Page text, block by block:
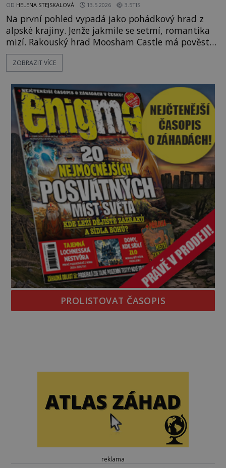
OD HELENA STEJSKALOVÁ 13.5.2026 3.5TIS
Na první pohled vypadá jako pohádkový hrad z
alpské krajiny. Jenže jakmile se setmí, romantika
mizí. Rakouský hrad Moosham Castle má pověst
nejděsivějšího domu v celé zemi. Lidé tu údajně
slyší kroky v prázdných chodbách, šeptání ze zdí i
temná minulost mohla zanechat něco, co se
dodnes nepodařilo vysvětlit. Kamenný hrad stojí v
horách Salcburska u
ZOBRAZIT VÍCE
PROLISTOVAT ČASOPIS
reklama